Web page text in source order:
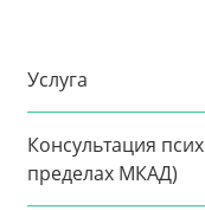
Услуга
Консультация
пределах МКАД)